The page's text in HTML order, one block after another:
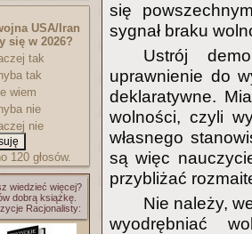
USA/Iran
się w 2026?
tak
tak
wiem
nie
nie
120 głosów.
wiedzieć więcej?
dobrą książkę.
Racjonalisty:
się
sygnał braku
Ustrój
uprawnienie do
deklaratywne.
wolności, czyli
własnego
są więc
przybliżać
Nie należy,
wyodrębniać